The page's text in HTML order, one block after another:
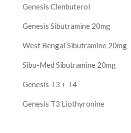
Genesis Clenbuterol
Genesis Sibutramine 20mg
West Bengal Sibutramine 20mg
Sibu-Med Sibutramine 20mg
Genesis T3 + T4
Genesis T3 Liothyronine